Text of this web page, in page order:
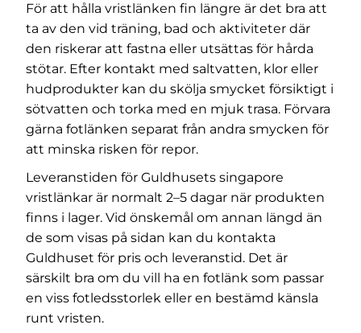
För att hålla vristlänken fin längre är det bra att
ta av den vid träning, bad och aktiviteter där
den riskerar att fastna eller utsättas för hårda
stötar. Efter kontakt med saltvatten, klor eller
hudprodukter kan du skölja smycket försiktigt i
sötvatten och torka med en mjuk trasa. Förvara
gärna fotlänken separat från andra smycken för
att minska risken för repor.
Leveranstiden för Guldhusets singapore
vristlänkar är normalt 2–5 dagar när produkten
finns i lager. Vid önskemål om annan längd än
de som visas på sidan kan du kontakta
Guldhuset för pris och leveranstid. Det är
särskilt bra om du vill ha en fotlänk som passar
en viss fotledsstorlek eller en bestämd känsla
runt vristen.